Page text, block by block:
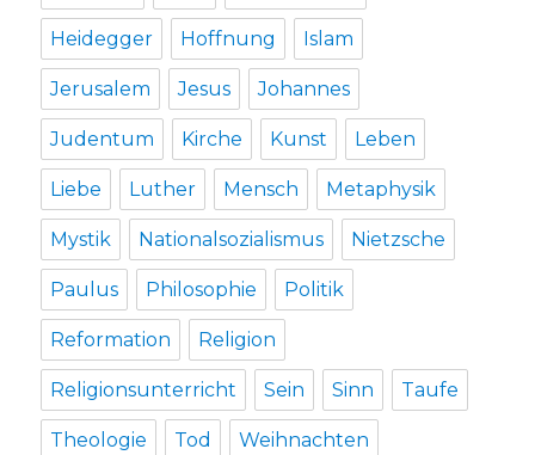
Heidegger Hoffnung Islam
Jerusalem Jesus Johannes
Judentum Kirche Kunst Leben
Liebe Luther Mensch Metaphysik
Mystik Nationalsozialismus Nietzsche
Paulus Philosophie Politik
Reformation Religion
Religionsunterricht Sein Sinn Taufe
Theologie Tod Weihnachten